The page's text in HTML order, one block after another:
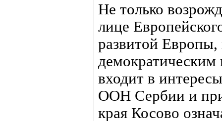
Не только
лице
развитой
демократическим
входит в
ООН Сербии и
края Косово